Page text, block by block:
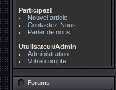
Participez!
Nouvel article
Contactez-Nous
Parler de nous
Utulisateur/Admin
Administration
Votre compte
Forums